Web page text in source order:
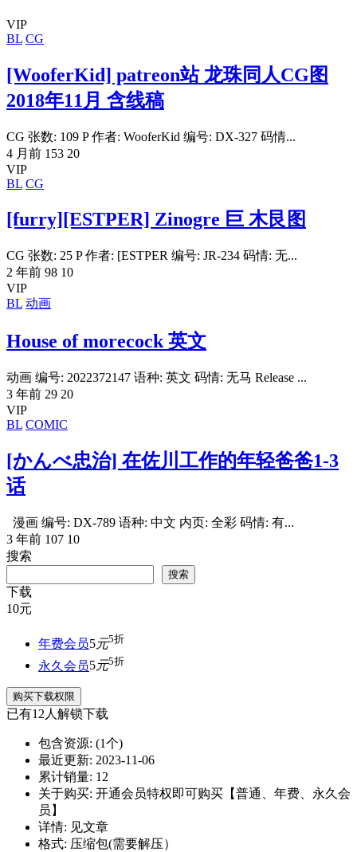
VIP
BL CG
[WooferKid] patreon站 龙珠同人CG图
2018年11月 含线稿
CG 张数: 109 P 作者: WooferKid 编号: DX-327 码情...
4 月前 153 20
VIP
BL CG
[furry][ESTPER] Zinogre 巨 木艮图
CG 张数: 25 P 作者: [ESTPER 编号: JR-234 码情: 无...
2 年前 98 10
VIP
BL 动画
House of morecock 英文
动画 编号: 2022372147 语种: 英文 码情: 无马 Release ...
3 年前 29 20
VIP
BL COMIC
[かんべ忠治] 在佐川工作的年轻爸爸1-3
话
漫画 编号: DX-789 语种: 中文 内页: 全彩 码情: 有...
3 年前 107 10
搜索
搜索
下载
10元
年费会员5元5折
永久会员5元5折
购买下载权限
已有12人解锁下载
包含资源: (1个)
最近更新: 2023-11-06
累计销量: 12
关于购买: 开通会员特权即可购买【普通、年费、永久会
员】
详情: 见文章
格式: 压缩包(需要解压）